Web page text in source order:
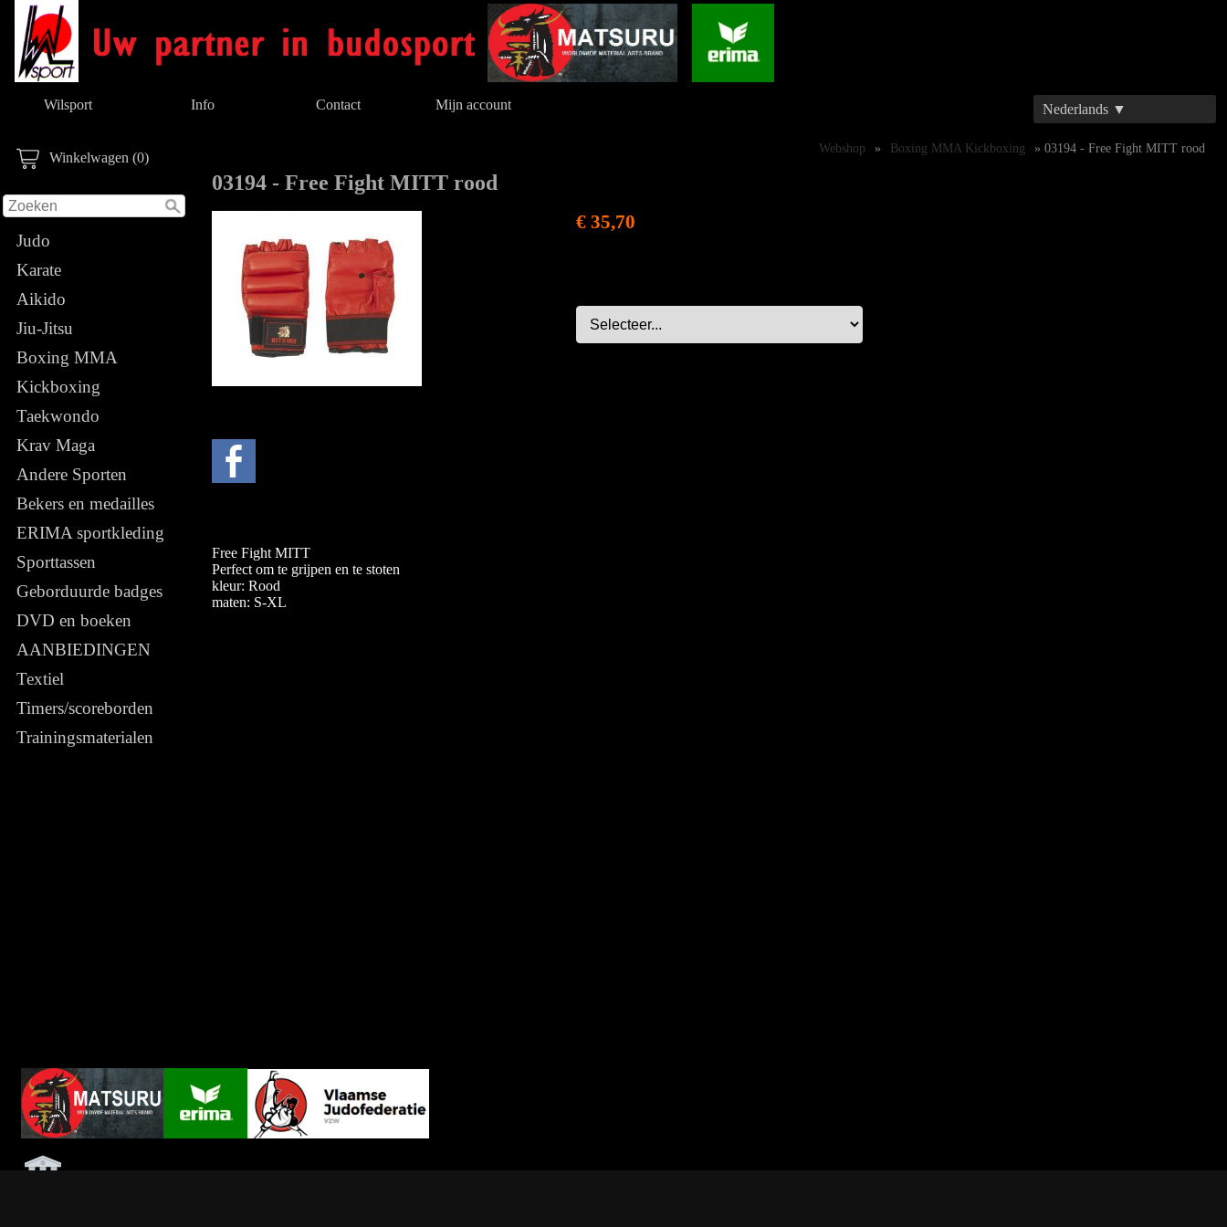
Nederlands ▼
Wilsport Info Contact Mijn account
Winkelwagen (0)
Judo
Karate
Aikido
Jiu-Jitsu
Boxing MMA
Kickboxing
Taekwondo
Krav Maga
Andere Sporten
Bekers en medailles
ERIMA sportkleding
Sporttassen
Geborduurde badges
DVD en boeken
AANBIEDINGEN
Textiel
Timers/scoreborden
Trainingsmaterialen
Webshop » Boxing MMA Kickboxing » 03194 - Free Fight MITT rood
03194 - Free Fight MITT rood
€ 35,70
Free Fight MITT
Perfect om te grijpen en te stoten
kleur: Rood
maten: S-XL